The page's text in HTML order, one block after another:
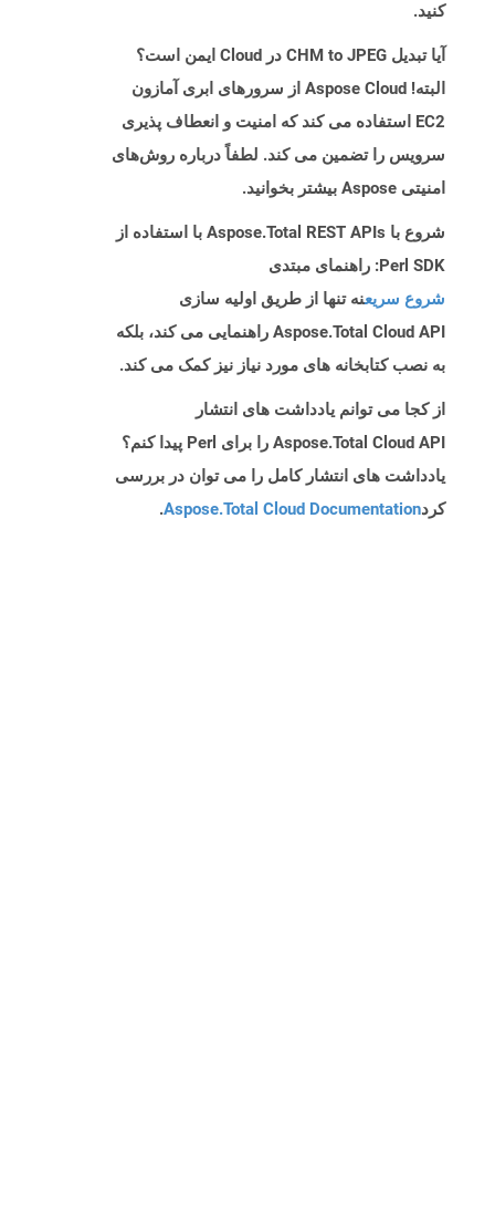
کنید.
آیا تبدیل CHM to JPEG در Cloud ایمن است؟
البته! Aspose Cloud از سرورهای ابری آمازون
EC2 استفاده می کند که امنیت و انعطاف پذیری
سرویس را تضمین می کند. لطفاً درباره روش‌های
امنیتی Aspose بیشتر بخوانید.
شروع با Aspose.Total REST APIs با استفاده از
Perl SDK: راهنمای مبتدی
شروع سریعنه تنها از طریق اولیه سازی
Aspose.Total Cloud API راهنمایی می کند، بلکه
به نصب کتابخانه های مورد نیاز نیز کمک می کند.
از کجا می توانم یادداشت های انتشار
Aspose.Total Cloud API را برای Perl پیدا کنم؟
یادداشت های انتشار کامل را می توان در بررسی
کردAspose.Total Cloud Documentation
.